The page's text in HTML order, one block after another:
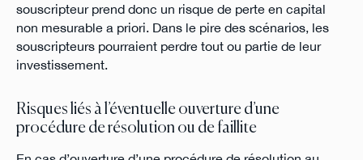
souscripteur prend donc un risque de perte en capital
non mesurable a priori. Dans le pire des scénarios, les
souscripteurs pourraient perdre tout ou partie de leur
investissement.
Risques liés à l’éventuelle ouverture d’une
procédure de résolution ou de faillite